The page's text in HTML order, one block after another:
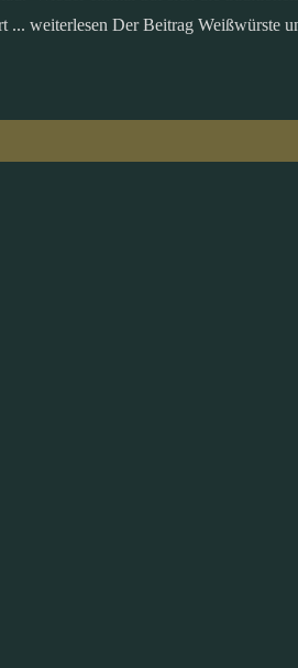
weiterlesen Der Beitrag Weißwürste